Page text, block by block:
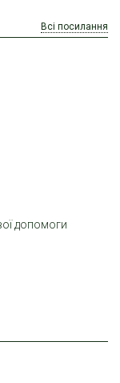
Всі посилання
допомоги